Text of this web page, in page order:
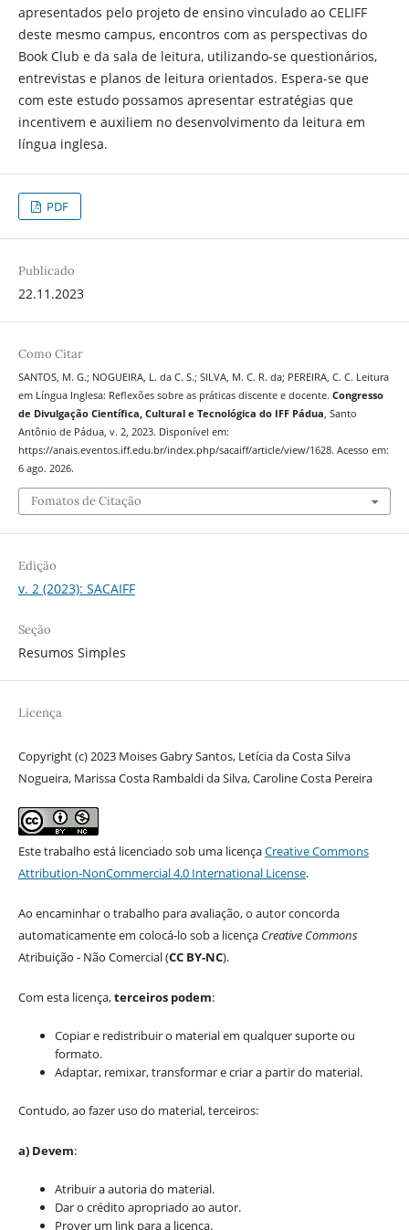
apresentados pelo projeto de ensino vinculado ao CELIFF
deste mesmo campus, encontros com as perspectivas do
Book Club e da sala de leitura, utilizando-se questionários,
entrevistas e planos de leitura orientados. Espera-se que
com este estudo possamos apresentar estratégias que
incentivem e auxiliem no desenvolvimento da leitura em
língua inglesa.
PDF
Publicado
22.11.2023
Como Citar
SANTOS, M. G.; NOGUEIRA, L. da C. S.; SILVA, M. C. R. da; PEREIRA, C. C. Leitura
em Língua Inglesa: Reflexões sobre as práticas discente e docente. Congresso
de Divulgação Científica, Cultural e Tecnológica do IFF Pádua, Santo
Antônio de Pádua, v. 2, 2023. Disponível em:
https://anais.eventos.iff.edu.br/index.php/sacaiff/article/view/1628. Acesso em:
6 ago. 2026.
Fomatos de Citação
Edição
v. 2 (2023): SACAIFF
Seção
Resumos Simples
Licença
Copyright (c) 2023 Moises Gabry Santos, Letícia da Costa Silva
Nogueira, Marissa Costa Rambaldi da Silva, Caroline Costa Pereira
Este trabalho está licenciado sob uma licençaCreative Commons
Attribution-NonCommercial 4.0 International License.
Ao encaminhar o trabalho para avaliação, o autor concorda
automaticamente em colocá-lo sob a licença Creative Commons
Atribuição - Não Comercial (CC BY-NC).
Com esta licença,terceiros podem:
Copiar e redistribuir o material em qualquer suporte ou
formato.
Adaptar, remixar, transformar e criar a partir do material.
Contudo, ao fazer uso do material, terceiros:
a) Devem:
Atribuir a autoria do material.
Dar o crédito apropriado ao autor.
Prover um link para a licença.